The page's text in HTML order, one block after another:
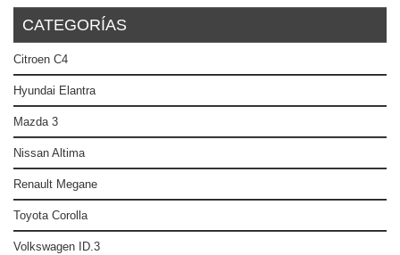
CATEGORÍAS
Citroen C4
Hyundai Elantra
Mazda 3
Nissan Altima
Renault Megane
Toyota Corolla
Volkswagen ID.3